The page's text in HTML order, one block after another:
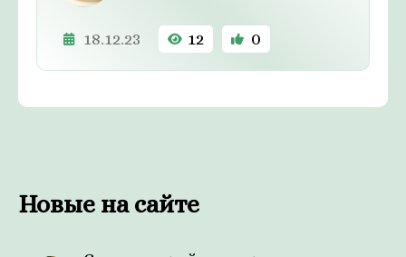
18.12.23 12 0
Новые на сайте